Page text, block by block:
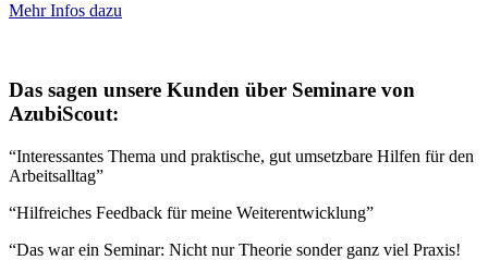
Mehr Infos dazu
Das sagen unsere Kunden über Seminare von
AzubiScout:
“Interessantes Thema und praktische, gut umsetzbare Hilfen für den
Arbeitsalltag”
“Hilfreiches Feedback für meine Weiterentwicklung”
“Das war ein Seminar: Nicht nur Theorie sonder ganz viel Praxis!